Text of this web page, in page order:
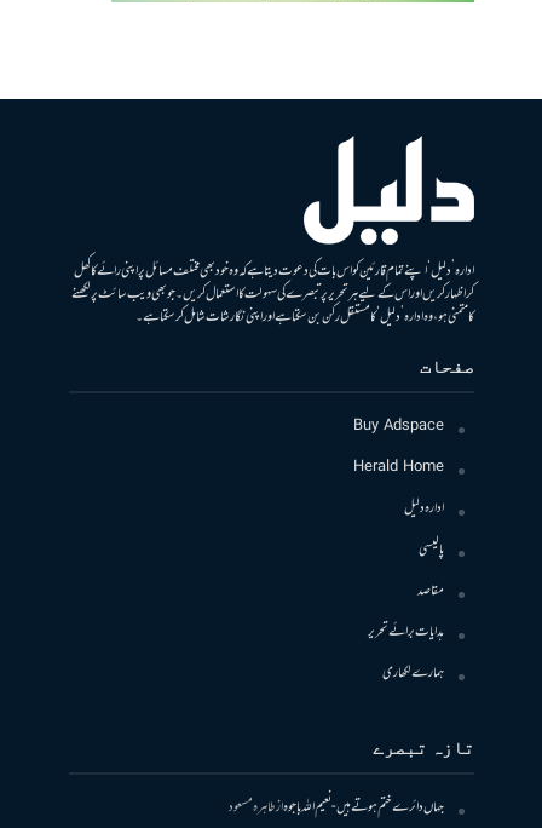
ادارہ ’دلیل‘ اپنے تمام قارئین کو اس بات کی دعوت دیتا ہے کہ وہ خود بھی مختلف مسائل پر اپنی رائے کا کھل
کر اظہار کریں اور اس کے لیے ہر تحریر پر تبصرے کی سہولت کا استعمال کریں۔ جو بھی ویب سائٹ پر لکھنے
کا متمنی ہو، وہ ادارہ ’دلیل‘ کا مستقل رکن بن سکتا ہے اور اپنی نگارشات شامل کرسکتا ہے۔
صفحات
Buy Adspace
Herald Home
ادارہ دلیل
پالیسی
مقاصد
ہدایات برائے تحریر
ہمارے لکھاری
تازہ تبصرے
جہاں دائرے ختم ہوتے ہیں- نعیم اللہ باجوہازطاہرہ مسعود